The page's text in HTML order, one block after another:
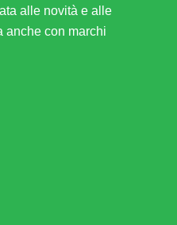
alle novità e alle
anche con marchi